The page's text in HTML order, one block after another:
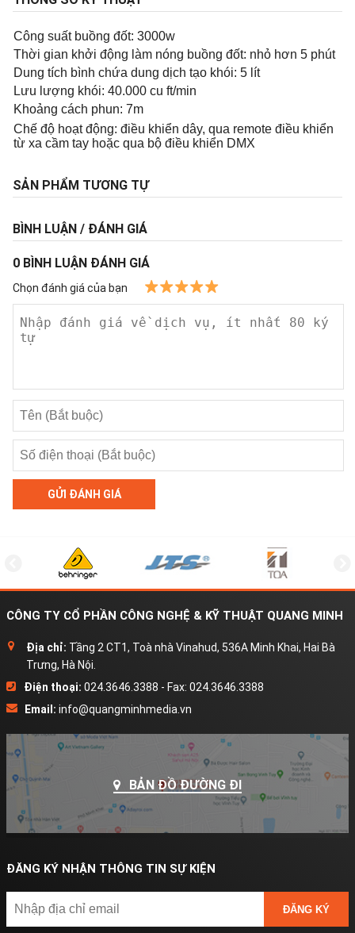
Công suất buồng đốt: 3000w
Thời gian khởi động làm nóng buồng đốt: nhỏ hơn 5 phút
Dung tích bình chứa dung dịch tạo khói: 5 lít
Lưu lượng khói: 40.000 cu ft/min
Khoảng cách phun: 7m
Chế độ hoạt động: điều khiển dây, qua remote điều khiển
từ xa cầm tay hoặc qua bộ điều khiển DMX
SẢN PHẨM TƯƠNG TỰ
BÌNH LUẬN / ĐÁNH GIÁ
0 BÌNH LUẬN ĐÁNH GIÁ
Chọn đánh giá của bạn
GỬI ĐÁNH GIÁ
CÔNG TY CỔ PHẦN CÔNG NGHỆ & KỸ THUẬT QUANG MINH
Địa chỉ: Tầng 2 CT1, Toà nhà Vinahud, 536A Minh Khai, Hai Bà
Trưng, Hà Nội.
Điện thoại: 024.3646.3388 - Fax: 024.3646.3388
Email: info@quangminhmedia.vn
BẢN ĐỒ ĐƯỜNG ĐI
ĐĂNG KÝ NHẬN THÔNG TIN SỰ KIỆN
ĐĂNG KÝ